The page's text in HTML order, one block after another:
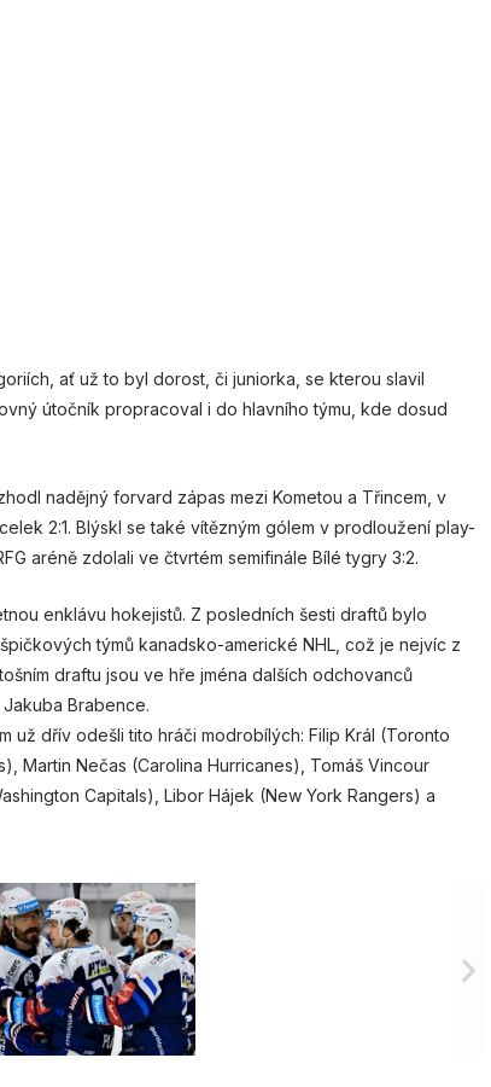
ať už to byl dorost, či juniorka, se kterou slavil
útočník propracoval i do hlavního týmu, kde dosud
nadějný forvard zápas mezi Kometou a Třincem, v
2:1. Blýskl se také vítězným gólem v prodloužení play-
aréně zdolali ve čtvrtém semifinále Bílé tygry 3:2.
enklávu hokejistů. Z posledních šesti draftů bylo
týmů kanadsko-americké NHL, což je nejvíc z
draftu jsou ve hře jména dalších odchovanců
Brabence.
už dřív odešli tito hráči modrobílých: Filip Král (Toronto
Martin Nečas (Carolina Hurricanes), Tomáš Vincour
Capitals), Libor Hájek (New York Rangers) a